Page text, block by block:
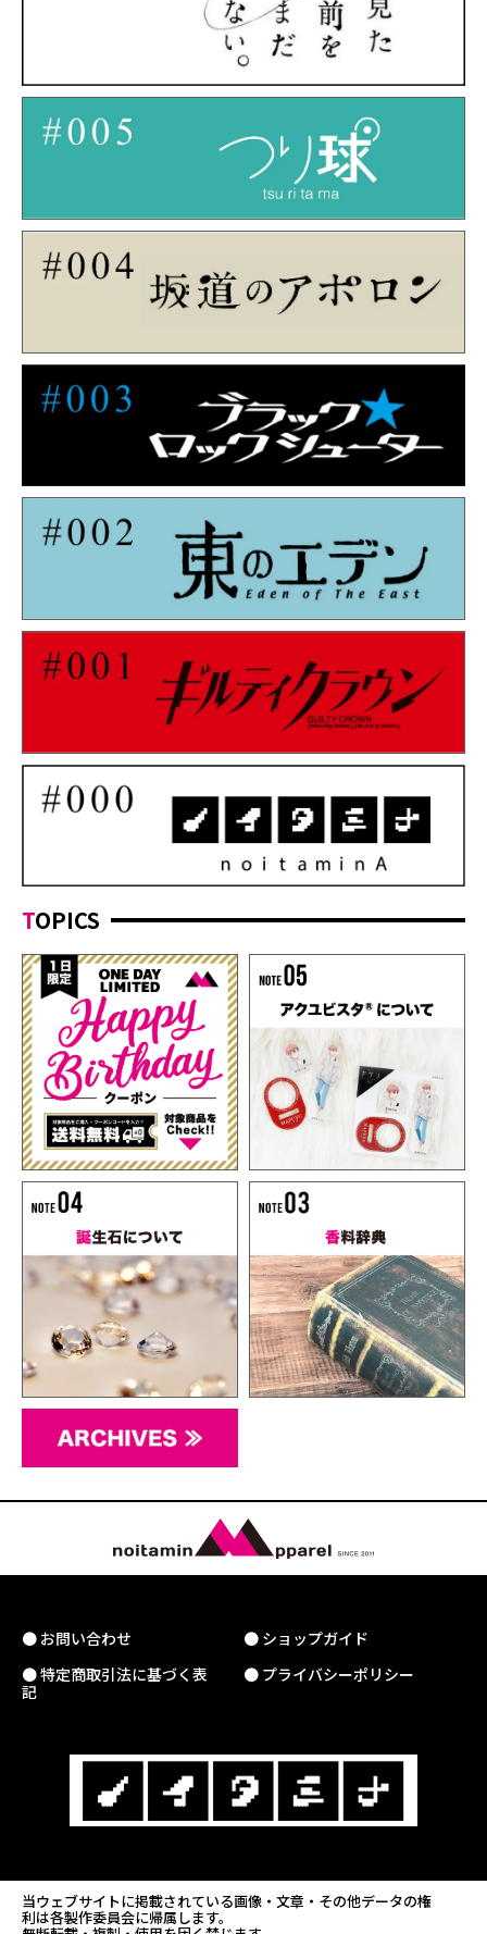
TOPICS
● お問い合わせ
● ショップガイド
● 特定商取引法に基づく表
記
● プライバシーポリシー
当ウェブサイトに掲載されている画像・文章・その他データの権
利は各製作委員会に帰属します。